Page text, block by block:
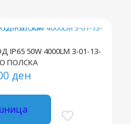
50W 4000LM 3-01-13-
ПОЛСКА
ден